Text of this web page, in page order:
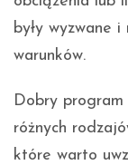
były wyzwane
warunków.
Dobry program
różnych
które warto